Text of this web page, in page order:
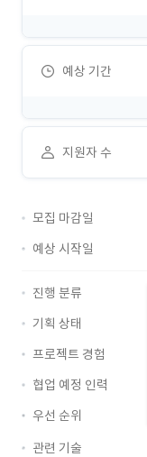
예상 기간
지원자 수
모집 마감일
예상 시작일
진행 분류
기획 상태
프로젝트 경험
협업 예정 인력
우선 순위
관련 기술